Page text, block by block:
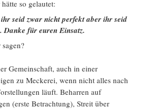
so gelautet:
seid zwar nicht perfekt aber ihr seid
Danke für euren Einsatz.
Gemeinschaft, auch in einer
zu Meckerei, wenn nicht alles nach
läuft. Beharren auf
(erste Betrachtung), Streit über